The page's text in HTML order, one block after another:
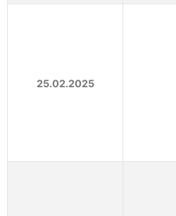
25.02.2025